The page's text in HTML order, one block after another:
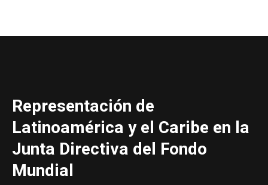
Representación de
Latinoamérica y el Caribe en la
Junta Directiva del Fondo
Mundial